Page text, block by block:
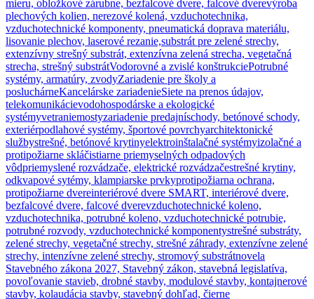
mieru, obložkové zárubne, bezfalcové dvere, falcové dverevýroba
plechových kolien, nerezové kolená, vzduchotechnika,
vzduchotechnické komponenty, pneumatická doprava materiálu,
lisovanie plechov, laserové rezanie,substrát pre zelené strechy,
extenzívny strešný substrát, extenzívna zelená strecha, vegetačná
strecha, strešný substrátVodorovné a zvislé konštrukciePotrubné
systémy, armatúry, zvodyZariadenie pre školy a
posluchárneKancelárske zariadenieSiete na prenos údajov,
telekomunikácievodohospodárske a ekologické
systémyvetraniemostyzariadenie predajníschody, betónové schody,
exteriérpodlahové systémy, športové povrchyarchitektonické
službystrešné, betónové krytinyelektroinštalačné systémyizolačné a
protipožiarne skláčistiarne priemyselných odpadových
vôdpriemyslené rozvádzače, elektrické rozvádzačestrešné krytiny,
odkvapové sytémy, klampiarske prvkyprotipožiarna ochrana,
protipožiarne dvereinteriérové dvere SMART, interiérové dvere,
bezfalcové dvere, falcové dverevzduchotechnické koleno,
vzduchotechnika, potrubné koleno, vzduchotechnické potrubie,
potrubné rozvody, vzduchotechnické komponentystrešné substráty,
zelené strechy, vegetačné strechy, strešné záhrady, extenzívne zelené
strechy, intenzívne zelené strechy, stromový substrátnovela
Stavebného zákona 2027, Stavebný zákon, stavebná legislatíva,
povoľovanie stavieb, drobné stavby, modulové stavby, kontajnerové
stavby, kolaudácia stavby, stavebný dohľad, čierne